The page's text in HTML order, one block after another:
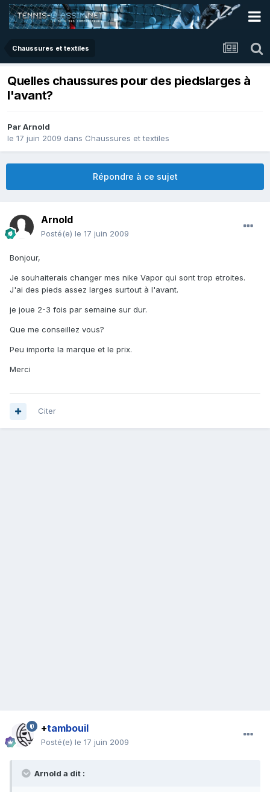
Chaussures et textiles
Quelles chaussures pour des piedslarges à
l'avant?
ParArnold
le 17 juin 2009 dans Chaussures et textiles
Répondre à ce sujet
Arnold
Posté(e) le 17 juin 2009
Bonjour,
Je souhaiterais changer mes nike Vapor qui sont trop etroites.
J'ai des pieds assez larges surtout à l'avant.
je joue 2-3 fois par semaine sur dur.
Que me conseillez vous?
Peu importe la marque et le prix.
Merci
Citer
+tambouil
Posté(e) le 17 juin 2009
Arnold a dit :